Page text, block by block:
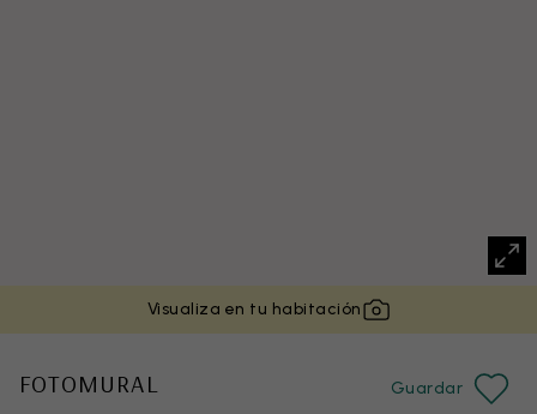
Visualiza en tu habitación
FOTOMURAL Guardar